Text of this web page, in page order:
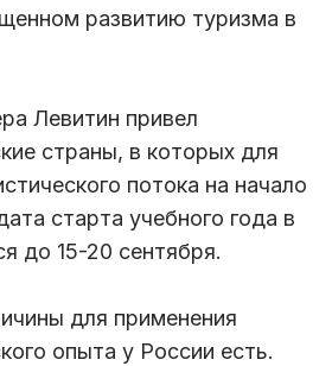
развитию туризма в
Левитин привел
страны, в которых для
потока на начало
старта учебного года в
до 15-20 сентября.
для применения
опыта у России есть.